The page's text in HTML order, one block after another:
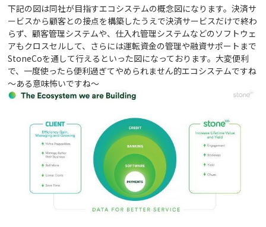
下記の図は同社が目指すエコシステムの概念図になります。決済サ
ービスから顧客との接点を構築したうえで決済サービスだけで終わ
らず、顧客管理システムや、仕入れ管理システムなどのソフトウェ
アもクロスセルして、さらには運転資金の管理や融資サポートまで
StoneCoを通して行えるといった図になっております。大変便利
で、一度使ったら便利過ぎてやめられません的エコシステムですね
～ある意味怖いですね～